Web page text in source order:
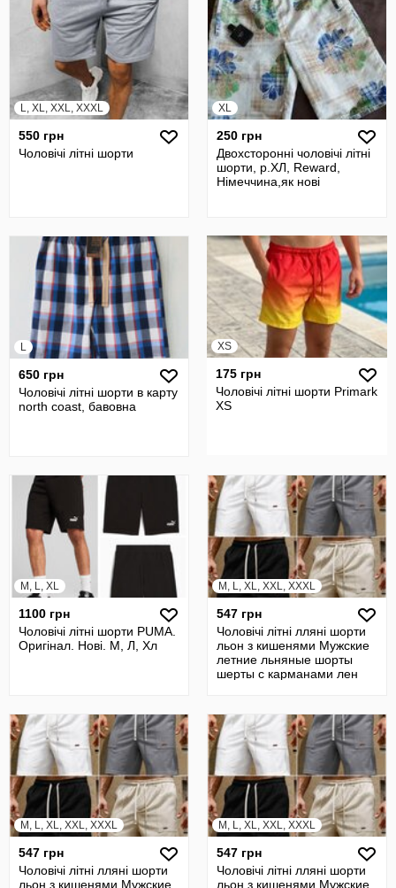
L, XL, XXL, XXXL
550 грн
Чоловічі літні шорти
XL
250 грн
Двохсторонні чоловічі літні
шорти, р.ХЛ, Reward,
Німеччина,як нові
L
650 грн
Чоловічі літні шорти в карту
north coast, бавовна
XS
175 грн
Чоловічі літні шорти Primark
XS
M, L, XL
1100 грн
Чоловічі літні шорти PUMA.
Оригінал. Нові. М, Л, Хл
M, L, XL, XXL, XXXL
547 грн
Чоловічі літні лляні шорти
льон з кишенями Мужские
летние льняные шорты
шерты с карманами лен
M, L, XL, XXL, XXXL
547 грн
Чоловічі літні лляні шорти
льон з кишенями Мужские
M, L, XL, XXL, XXXL
547 грн
Чоловічі літні лляні шорти
льон з кишенями Мужские